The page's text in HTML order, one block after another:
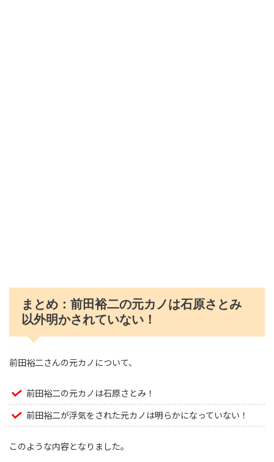
まとめ：前田裕二の元カノは石原さとみ
以外明かされていない！
前田裕二さんの元カノについて、
前田裕二の元カノは石原さとみ！
前田裕二が浮気をされた元カノは明らかになっていない！
このような内容となりました。